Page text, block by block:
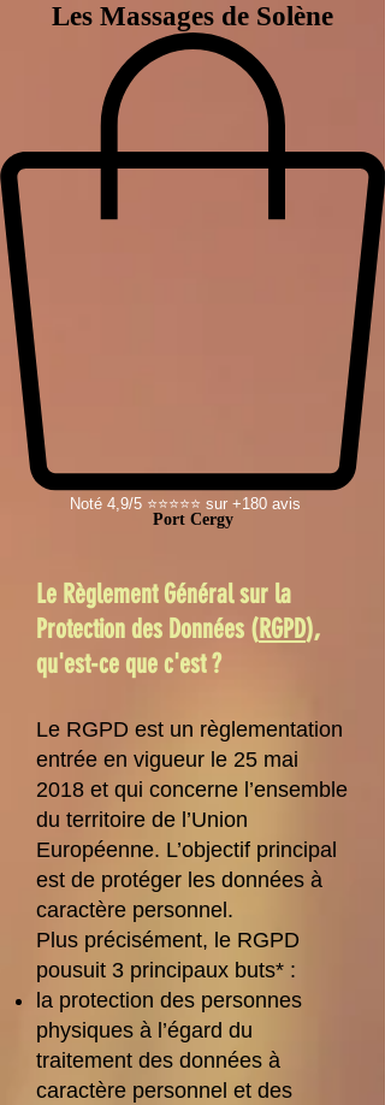
Les Massages de Solène
Noté 4,9/5 ⭐⭐⭐⭐⭐ sur +180 avis
Port Cergy
Le Règlement Général sur la
Protection des Données (RGPD),
qu'est-ce que c'est ?
Le RGPD est un règlementation
entrée en vigueur le 25 mai
2018 et qui concerne l’ensemble
du territoire de l’Union
Européenne. L’objectif principal
est de protéger les données à
caractère personnel.
Plus précisément, le RGPD
pousuit 3 principaux buts* :
la protection des personnes
physiques à l’égard du
traitement des données à
caractère personnel et des